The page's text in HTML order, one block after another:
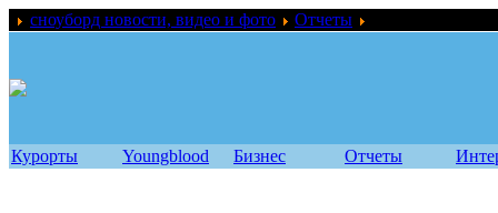
сноуборд новости, видео и фото Отчеты
Курорты Youngblood Бизнес Отчеты